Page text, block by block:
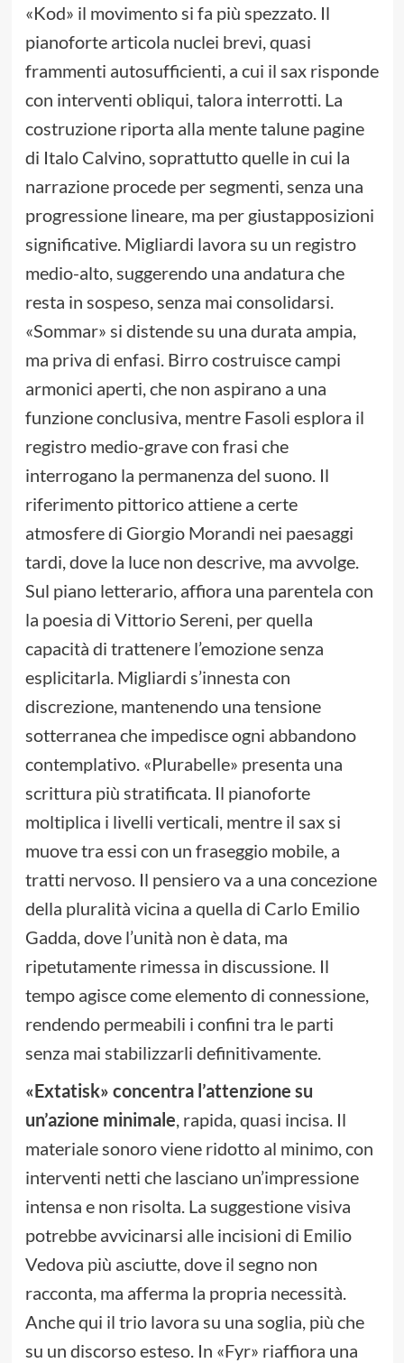
«Kod» il movimento si fa più spezzato. Il
pianoforte articola nuclei brevi, quasi
frammenti autosufficienti, a cui il sax risponde
con interventi obliqui, talora interrotti. La
costruzione riporta alla mente talune pagine
di Italo Calvino, soprattutto quelle in cui la
narrazione procede per segmenti, senza una
progressione lineare, ma per giustapposizioni
significative. Migliardi lavora su un registro
medio-alto, suggerendo una andatura che
resta in sospeso, senza mai consolidarsi.
«Sommar» si distende su una durata ampia,
ma priva di enfasi. Birro costruisce campi
armonici aperti, che non aspirano a una
funzione conclusiva, mentre Fasoli esplora il
registro medio-grave con frasi che
interrogano la permanenza del suono. Il
riferimento pittorico attiene a certe
atmosfere di Giorgio Morandi nei paesaggi
tardi, dove la luce non descrive, ma avvolge.
Sul piano letterario, affiora una parentela con
la poesia di Vittorio Sereni, per quella
capacità di trattenere l’emozione senza
esplicitarla. Migliardi s’innesta con
discrezione, mantenendo una tensione
sotterranea che impedisce ogni abbandono
contemplativo. «Plurabelle» presenta una
scrittura più stratificata. Il pianoforte
moltiplica i livelli verticali, mentre il sax si
muove tra essi con un fraseggio mobile, a
tratti nervoso. Il pensiero va a una concezione
della pluralità vicina a quella di Carlo Emilio
Gadda, dove l’unità non è data, ma
ripetutamente rimessa in discussione. Il
tempo agisce come elemento di connessione,
rendendo permeabili i confini tra le parti
senza mai stabilizzarli definitivamente.
«Extatisk» concentra l’attenzione su
un’azione minimale, rapida, quasi incisa. Il
materiale sonoro viene ridotto al minimo, con
interventi netti che lasciano un’impressione
intensa e non risolta. La suggestione visiva
potrebbe avvicinarsi alle incisioni di Emilio
Vedova più asciutte, dove il segno non
racconta, ma afferma la propria necessità.
Anche qui il trio lavora su una soglia, più che
su un discorso esteso. In «Fyr» riaffiora una